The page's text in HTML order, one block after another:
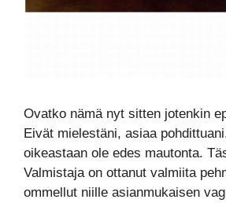
Ovatko nämä nyt sitten jotenkin
Eivät mielestäni, asiaa
oikeastaan ole edes mautonta.
Valmistaja on ottanut valmiita
ommellut niille asianmukaisen